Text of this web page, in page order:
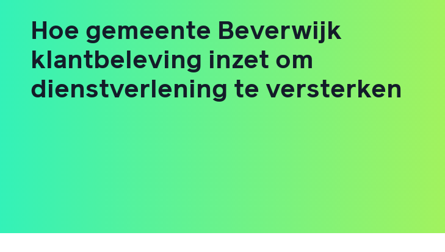
Hoe gemeente Beverwijk
klantbeleving inzet om
dienstverlening te versterken